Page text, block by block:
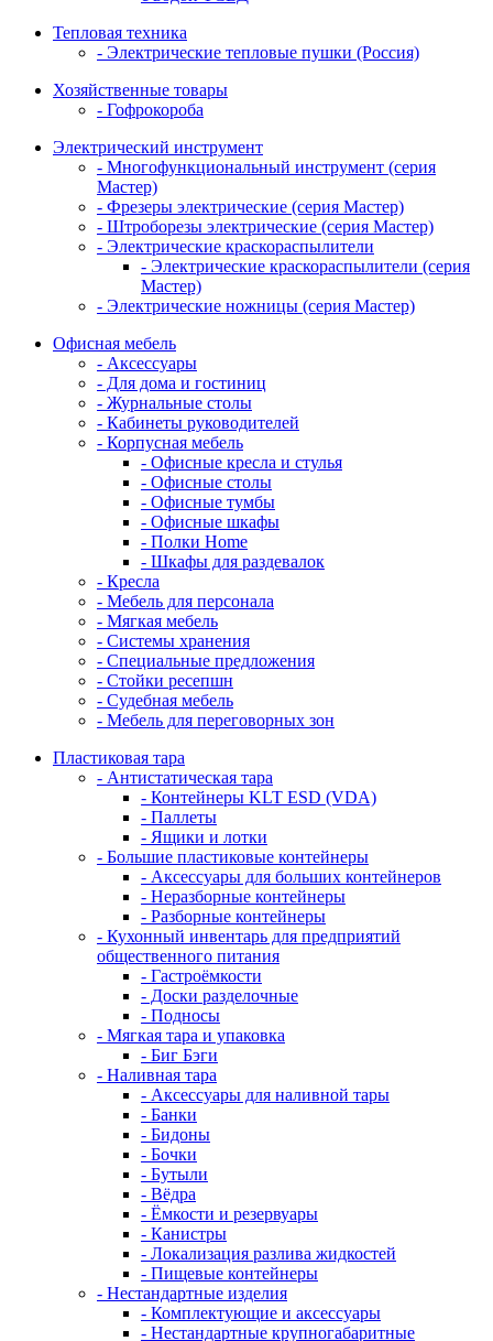
Тепловая техника
- Электрические тепловые пушки (Россия)
Хозяйственные товары
- Гофрокороба
Электрический инструмент
- Многофункциональный инструмент (серия
Мастер)
- Фрезеры электрические (серия Мастер)
- Штроборезы электрические (серия Мастер)
- Электрические краскораспылители
- Электрические краскораспылители (серия
Мастер)
- Электрические ножницы (серия Мастер)
Офисная мебель
- Аксессуары
- Для дома и гостиниц
- Журнальные столы
- Кабинеты руководителей
- Корпусная мебель
- Офисные кресла и стулья
- Офисные столы
- Офисные тумбы
- Офисные шкафы
- Полки Home
- Шкафы для раздевалок
- Кресла
- Мебель для персонала
- Мягкая мебель
- Системы хранения
- Специальные предложения
- Стойки ресепшн
- Судебная мебель
- Мебель для переговорных зон
Пластиковая тара
- Антистатическая тара
- Контейнеры KLT ESD (VDA)
- Паллеты
- Ящики и лотки
- Большие пластиковые контейнеры
- Аксессуары для больших контейнеров
- Неразборные контейнеры
- Разборные контейнеры
- Кухонный инвентарь для предприятий
общественного питания
- Гастроёмкости
- Доски разделочные
- Подносы
- Мягкая тара и упаковка
- Биг Бэги
- Наливная тара
- Аксессуары для наливной тары
- Банки
- Бидоны
- Бочки
- Бутыли
- Вёдра
- Ёмкости и резервуары
- Канистры
- Локализация разлива жидкостей
- Пищевые контейнеры
- Нестандартные изделия
- Комплектующие и аксессуары
- Нестандартные крупногабаритные